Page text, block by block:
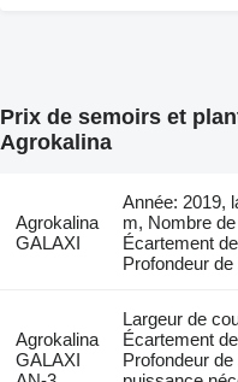
Prix de semoirs et
Agrokalina
Agrokalina
GALAXI
Année: 2019,
m, Nombre
Écartement
Profondeur
Agrokalina
GALAXI
Largeur de
Écartement
Profondeur